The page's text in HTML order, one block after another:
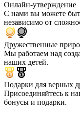
Онлайн-утверждение
С нами вы можете
независимо от
Дружественные
Мы работаем над
наших детей.
Подарки для верных
Присоединяйтесь к
бонусы и подарки.